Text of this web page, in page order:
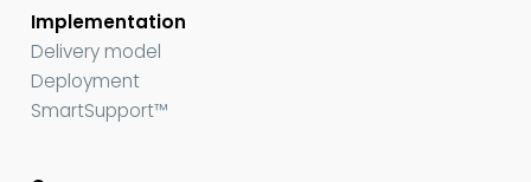
Implementation
Delivery model
Deployment
SmartSupport™